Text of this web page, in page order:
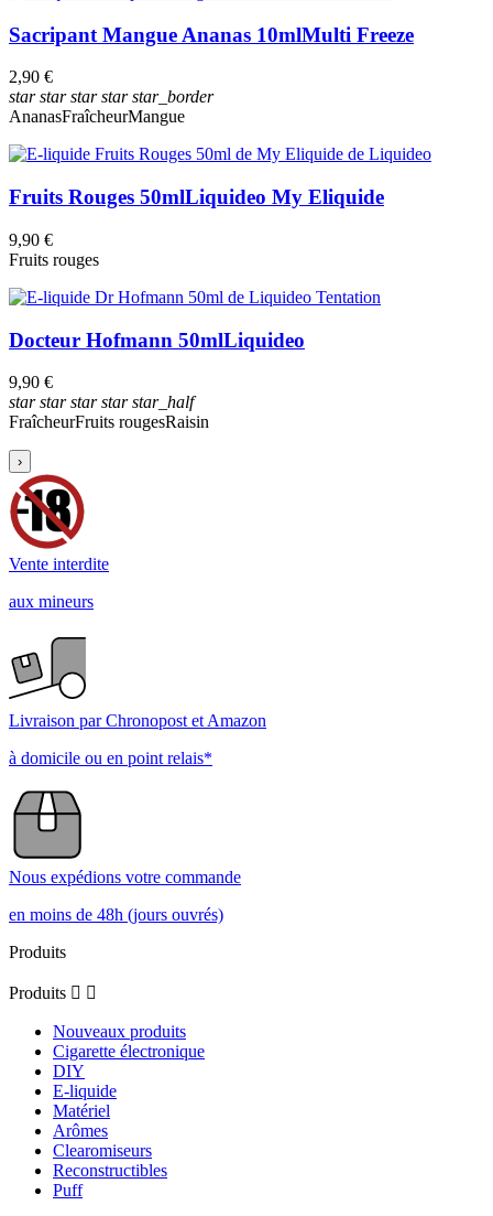
Sacripant Mangue Ananas 10mlMulti Freeze
2,90 €
starstarstarstarstar_border
AnanasFraîcheurMangue
Fruits Rouges 50mlLiquideo My Eliquide
9,90 €
Fruits rouges
Docteur Hofmann 50mlLiquideo
9,90 €
starstarstarstarstar_half
FraîcheurFruits rougesRaisin
›
Vente interdite
aux mineurs
Livraison par Chronopost et Amazon
à domicile ou en point relais*
Nous expédions votre commande
en moins de 48h (jours ouvrés)
Produits
Produits  
Nouveaux produits
Cigarette électronique
DIY
E-liquide
Matériel
Arômes
Clearomiseurs
Reconstructibles
Puff